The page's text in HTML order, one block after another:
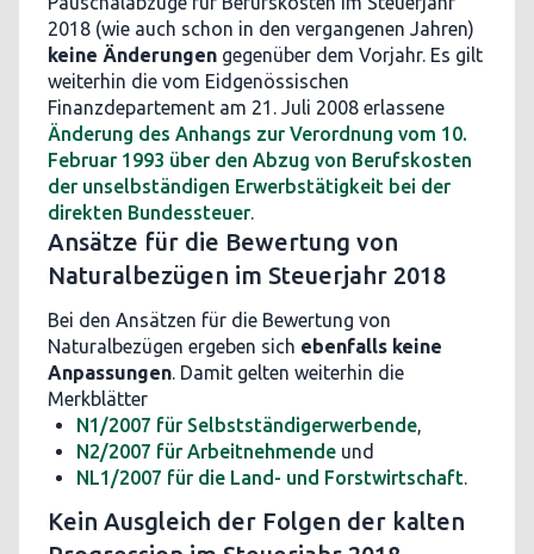
2018 (wie auch schon in den vergangenen Jahren)
keine Änderungen gegenüber dem Vorjahr. Es gilt
weiterhin die vom Eidgenössischen
Finanzdepartement am 21. Juli 2008 erlassene
Änderung des Anhangs zur Verordnung vom 10.
Februar 1993 über den Abzug von Berufskosten
der unselbständigen Erwerbstätigkeit bei der
direkten Bundessteuer.
Ansätze für die Bewertung von
Naturalbezügen im Steuerjahr 2018
Bei den Ansätzen für die Bewertung von
Naturalbezügen ergeben sich ebenfalls keine
Anpassungen. Damit gelten weiterhin die
Merkblätter
N1/2007 für Selbstständigerwerbende,
N2/2007 für Arbeitnehmende und
NL1/2007 für die Land- und Forstwirtschaft.
Kein Ausgleich der Folgen der kalten